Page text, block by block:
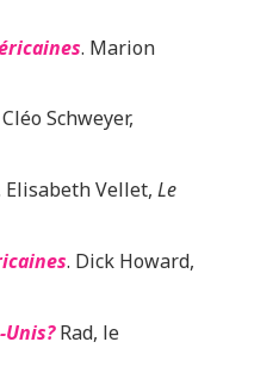
. Marion
Cléo Schweyer,
Elisabeth Vellet, Le
. Dick Howard,
Rad, le